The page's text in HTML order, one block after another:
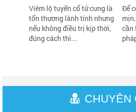
Viêm lộ tuyến cổ tử cung là
tổn thương lành tính nhưng
nếu không điều trị kịp thời,
đúng cách thì...
Để
cần
CHUYÊN